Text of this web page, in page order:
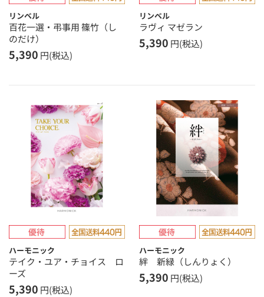
リンベル
百花一選・弔事用 篠竹（し
のだけ）
5,390 円(税込)
リンベル
ラヴィ マゼラン
5,390 円(税込)
ハーモニック
テイク・ユア・チョイス ロ
ーズ
5,390 円(税込)
ハーモニック
絆 新緑（しんりょく）
5,390 円(税込)